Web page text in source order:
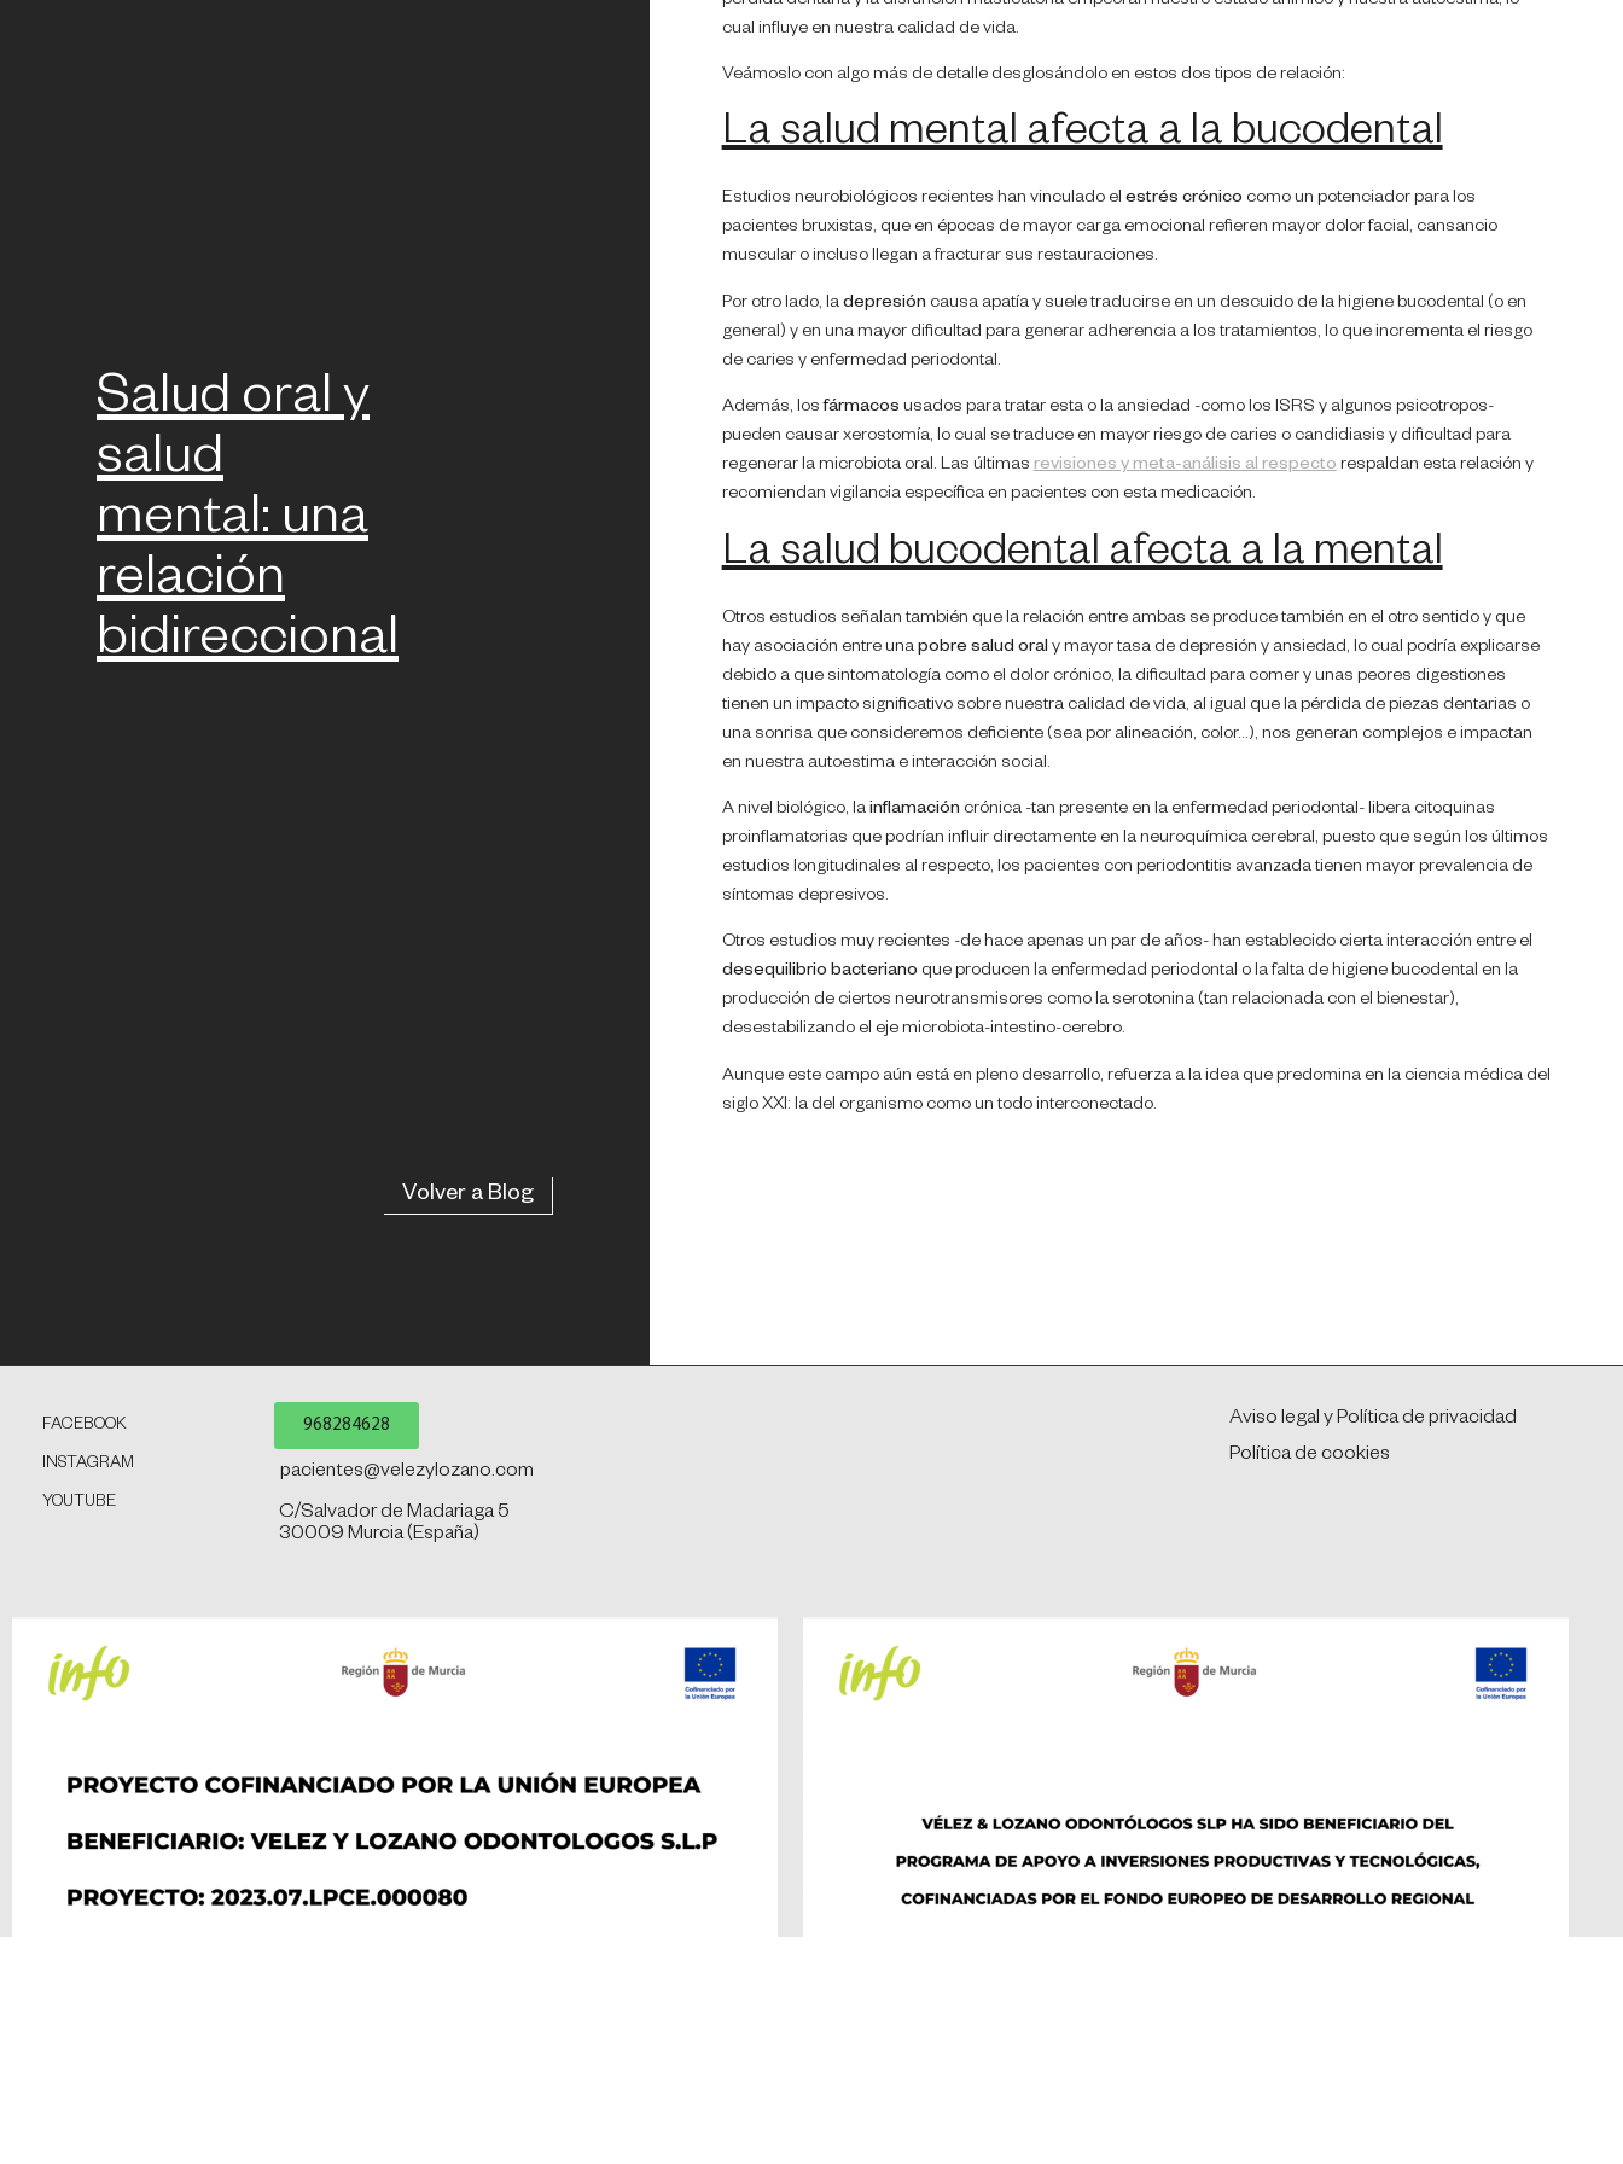
Salud oral y
salud
mental: una
relación
bidireccional
Volver a Blog
cual influye en nuestra calidad de vida.
Veámoslo con algo más de detalle desglosándolo en estos dos tipos de relación:
La salud mental afecta a la bucodental
Estudios neurobiológicos recientes han vinculado el estrés crónico como un potenciador para los
pacientes bruxistas, que en épocas de mayor carga emocional refieren mayor dolor facial, cansancio
muscular o incluso llegan a fracturar sus restauraciones.
Por otro lado, ladepresión causa apatía y suele traducirse en un descuido de la higiene bucodental (o en
general) y en una mayor dificultad para generar adherencia a los tratamientos, lo que incrementa el riesgo
de caries y enfermedad periodontal.
Además, losfármacos usados para tratar esta o la ansiedad -como los ISRS y algunos psicotropos-
pueden causar xerostomía, lo cual se traduce en mayor riesgo de caries o candidiasis y dificultad para
regenerar la microbiota oral. Las últimasrevisiones y meta-análisis al respectorespaldan esta relación y
recomiendan vigilancia específica en pacientes con esta medicación.
La salud bucodental afecta a la mental
Otros estudios señalan también que la relación entre ambas se produce también en el otro sentido y que
hay asociación entre unapobre salud oral y mayor tasa de depresión y ansiedad, lo cual podría explicarse
debido a que sintomatología como el dolor crónico, la dificultad para comer y unas peores digestiones
tienen un impacto significativo sobre nuestra calidad de vida, al igual que la pérdida de piezas dentarias o
una sonrisa que consideremos deficiente (sea por alineación, color…), nos generan complejos e impactan
en nuestra autoestima e interacción social.
A nivel biológico, lainflamación crónica -tan presente en la enfermedad periodontal- libera citoquinas
proinflamatorias que podrían influir directamente en la neuroquímica cerebral, puesto que según los últimos
estudios longitudinales al respecto, los pacientes con periodontitis avanzada tienen mayor prevalencia de
síntomas depresivos.
Otros estudios muy recientes -de hace apenas un par de años- han establecido cierta interacción entre el
desequilibrio bacteriano que producen la enfermedad periodontal o la falta de higiene bucodental en la
producción de ciertos neurotransmisores como la serotonina (tan relacionada con el bienestar),
desestabilizando el eje microbiota-intestino-cerebro.
Aunque este campo aún está en pleno desarrollo, refuerza a la idea que predomina en la ciencia médica del
siglo XXI: la del organismo como un todo interconectado.
FACEBOOK
INSTAGRAM
YOUTUBE
968284628
pacientes@velezylozano.com
C/Salvador de Madariaga 5
30009 Murcia (España)
Aviso legal y Política de privacidad
Política de cookies